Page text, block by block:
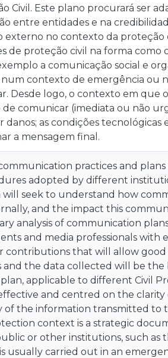
Civil. Este plano procurará ser
entre entidades e na
externo no contexto da
de proteção civil na forma como
a comunicação social e
contexto de emergência ou
Desde logo, o contexto em que
de comunicar (imediata ou não
as condições tecnológicas
a mensagem final.
practices and
adopted by different
seek to understand how
and the impact this
analysis of communication
and media professionals with
contributions that will allow good
and the data collected will be the
applicable to different Civil
and centred on the clarity
the information transmitted to
context is a strategic
or other institutions, such as
usually carried out in an